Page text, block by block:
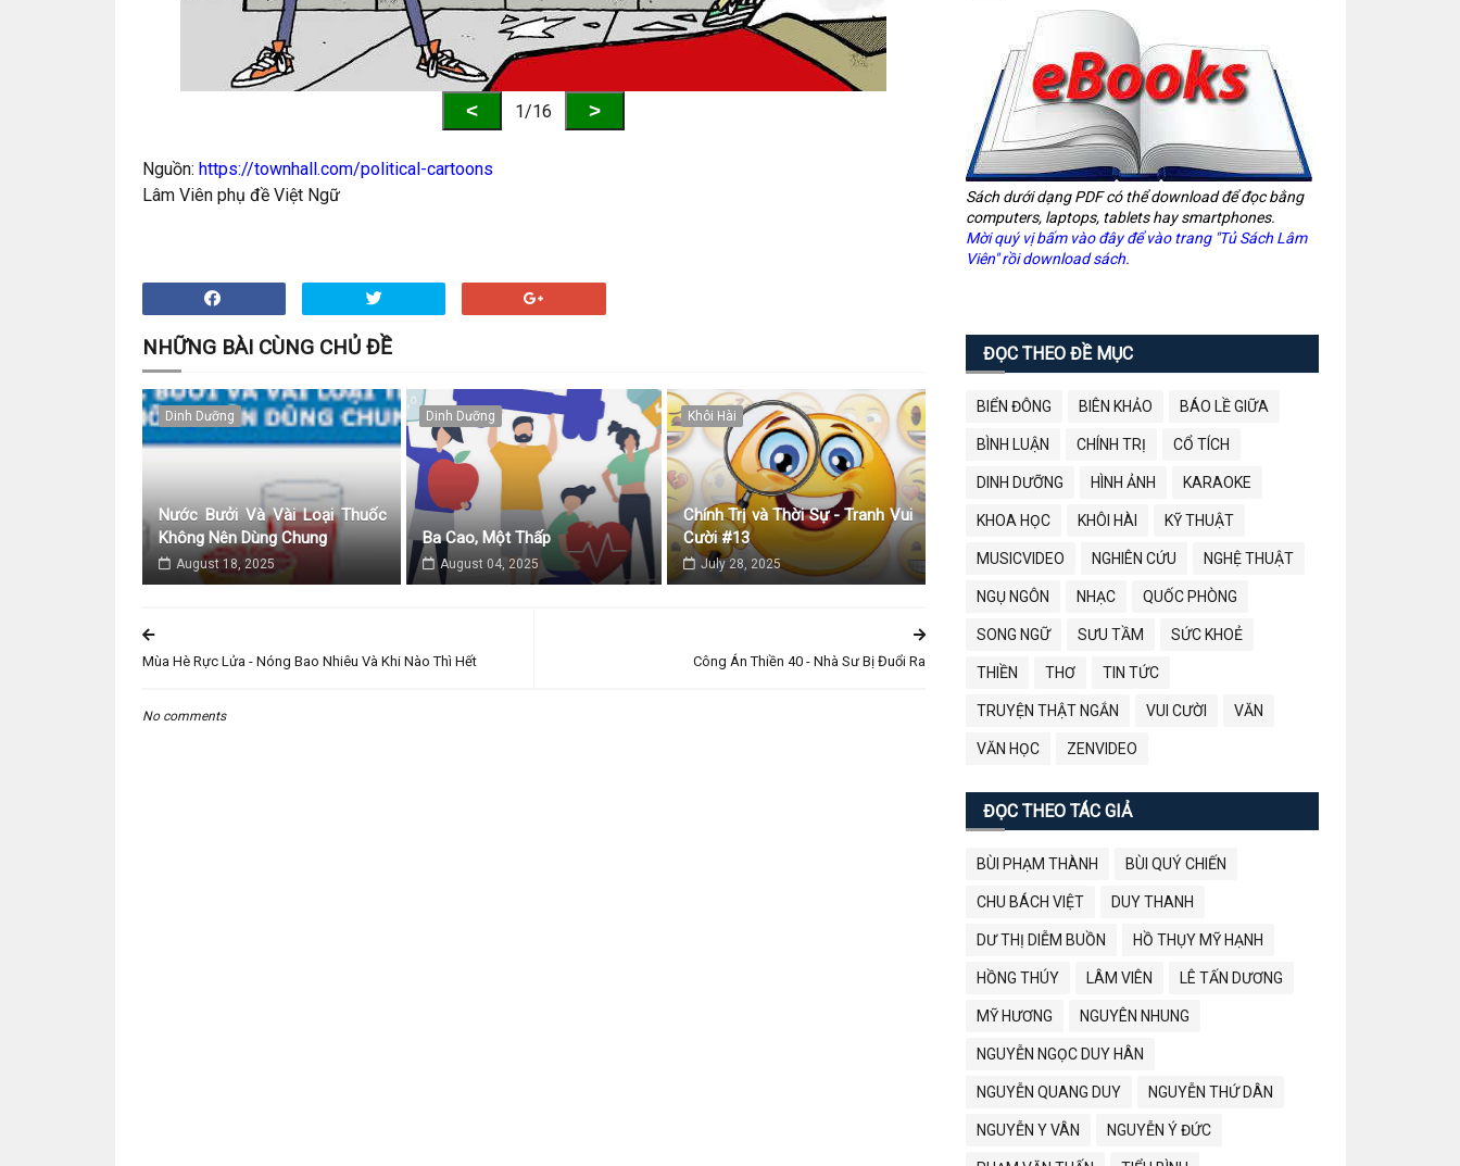
< 1/16 >
Nguồn: https://townhall.com/political-cartoons
Lâm Viên phụ đề Việt Ngữ
NHỮNG BÀI CÙNG CHỦ ĐỀ
Dinh Dưỡng
Nước Bưởi Và Vài Loại Thuốc
Không Nên Dùng Chung
August 18, 2025
Dinh Dưỡng
Ba Cao, Một Thấp
August 04, 2025
Khôi Hài
Chính Trị và Thời Sự - Tranh Vui
Cười #13
July 28, 2025
Công Án Thiền 40 - Nhà Sư Bị Đuổi Ra
Mùa Hè Rực Lửa - Nóng Bao Nhiêu Và Khi Nào Thì Hết
No comments
Sách dưới dạng PDF có thể download để đọc bằng
computers, laptops, tablets hay smartphones.
Mời quý vị bấm vào đây để vào trang "Tủ Sách Lâm
Viên" rồi download sách.
ĐỌC THEO ĐỀ MỤC
BIỂN ĐÔNG BIÊN KHẢO BÁO LỀ GIỮA
BÌNH LUẬN CHÍNH TRỊ CỔ TÍCH
DINH DƯỠNG HÌNH ẢNH KARAOKE
KHOA HỌC KHÔI HÀI KỸ THUẬT
MUSICVIDEO NGHIÊN CỨU NGHỆ THUẬT
NGỤ NGÔN NHẠC QUỐC PHÒNG
SONG NGỮ SƯU TẦM SỨC KHOẺ
THIỀN THƠ TIN TỨC
TRUYỆN THẬT NGẮN VUI CƯỜI VĂN
VĂN HỌC ZENVIDEO
ĐỌC THEO TÁC GIẢ
BÙI PHẠM THÀNH BÙI QUÝ CHIẾN
CHU BÁCH VIỆT DUY THANH
DƯ THỊ DIỄM BUỒN HỒ THỤY MỸ HẠNH
HỒNG THÚY LÂM VIÊN LÊ TẤN DƯƠNG
MỸ HƯƠNG NGUYÊN NHUNG
NGUYỄN NGỌC DUY HÂN
NGUYỄN QUANG DUY NGUYỄN THỨ DÂN
NGUYỄN Y VÂN NGUYỄN Ý ĐỨC